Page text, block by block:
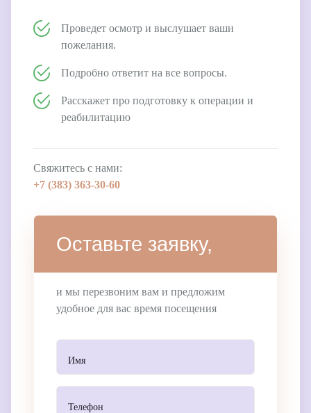
Проведет осмотр и выслушает ваши
пожелания.
Подробно ответит на все вопросы.
Расскажет про подготовку к операции и
реабилитацию
Свяжитесь с нами:
+7 (383) 363-30-60
Оставьте заявку,
и мы перезвоним вам и предложим
удобное для вас время посещения